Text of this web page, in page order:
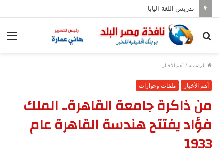
تدريس اللغة اليابانية فى المدارس بدءا من العام المقبل
بحث
الرئيسية / أهم الأخبار
أهم الأخبار ملفات وحوارات
من ذاكرة جامعة القاهرة.. الملك
فؤاد يفتتح هندسة القاهرة عام
1933